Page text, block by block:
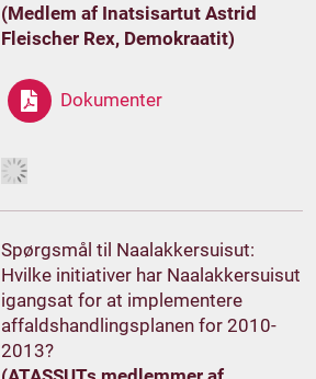
(Medlem af Inatsisartut Astrid
Fleischer Rex, Demokraatit)
Dokumenter
Spørgsmål til Naalakkersuisut:
Hvilke initiativer har Naalakkersuisut
igangsat for at implementere
affaldshandlingsplanen for 2010-
2013?